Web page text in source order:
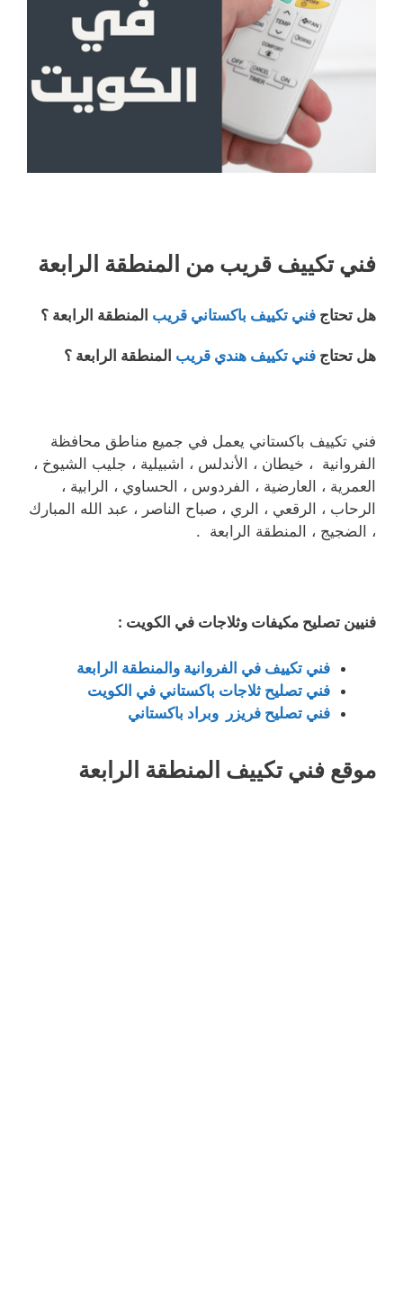
فني تكييف قريب من المنطقة الرابعة
هل تحتاج فني تكييف باكستاني قريب المنطقة الرابعة ؟
هل تحتاج فني تكييف هندي قريب المنطقة الرابعة ؟
فني تكييف باكستاني يعمل في جميع مناطق محافظة
الفروانية ، خيطان ، الأندلس ، اشبيلية ، جليب الشيوخ ،
العمرية ، العارضية ، الفردوس ، الحساوي ، الرابية ،
الرحاب ، الرقعي ، الري ، صباح الناصر ، عبد الله المبارك
، الضجيج ، المنطقة الرابعة .
فنيين تصليح مكيفات وثلاجات في الكويت :
فني تكييف في الفروانية والمنطقة الرابعة
فني تصليح ثلاجات باكستاني في الكويت
فني تصليح فريزر وبراد باكستاني
موقع فني تكييف المنطقة الرابعة